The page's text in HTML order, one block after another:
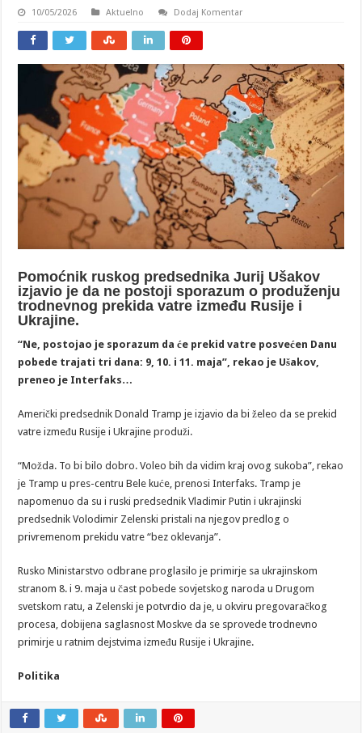
10/05/2026 Aktuelno Dodaj Komentar
Pomoćnik ruskog predsednika Jurij Ušakov
izjavio je da ne postoji sporazum o produženju
trodnevnog prekida vatre između Rusije i
Ukrajine.
“Ne, postojao je sporazum da će prekid vatre posvećen Danu
pobede trajati tri dana: 9, 10. i 11. maja”, rekao je Ušakov,
preneo je Interfaks…
Američki predsednik Donald Tramp je izjavio da bi želeo da se prekid
vatre između Rusije i Ukrajine produži.
“Možda. To bi bilo dobro. Voleo bih da vidim kraj ovog sukoba”, rekao
je Tramp u pres-centru Bele kuće, prenosi Interfaks. Tramp je
napomenuo da su i ruski predsednik Vladimir Putin i ukrajinski
predsednik Volodimir Zelenski pristali na njegov predlog o
privremenom prekidu vatre “bez oklevanja”.
Rusko Ministarstvo odbrane proglasilo je primirje sa ukrajinskom
stranom 8. i 9. maja u čast pobede sovjetskog naroda u Drugom
svetskom ratu, a Zelenski je potvrdio da je, u okviru pregovaračkog
procesa, dobijena saglasnost Moskve da se sprovede trodnevno
primirje u ratnim dejstvima između Rusije i Ukrajine.
Politika